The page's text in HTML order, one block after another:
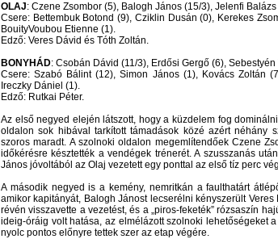
OLAJ: Czene Zsombor (5), Balogh János (15/3), Jelenfi
Csere: Bettembuk Botond (9), Cziklin Dusán (0), Kerekes
BouityVoubou Etienne (1).
Edző: Veres Dávid és Tóth Zoltán.
BONYHÁD: Csobán Dávid (11/3), Erdősi Gergő (6),
Csere: Szabó Bálint (12), Simon János (1), Kovács Zoltán
Ireczky Dániel (1).
Edző: Rutkai Péter.
Az első negyed elején látszott, hogy a küzdelem fog
oldalon sok hibával tarkított támadások közé azért néhány
szoros maradt. A szolnoki oldalon megemlítendőek Czene
időkérésre késztették a vendégek trénerét. A szusszanás
János jóvoltából az Olaj vezetett egy ponttal az első tíz perc
A második negyed is a kemény, nemritkán a faulthatárt
amikor kapitányát, Balogh Jánost lecserélni kényszerült
révén visszavette a vezetést, és a „piros-feketék” rózsaszín
ideig-óráig volt hatása, az elmélázott szolnoki lehetőségeket
nyolc pontos előnyre tettek szer az etap végére.